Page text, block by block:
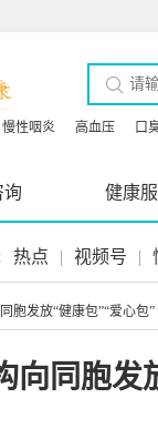
慢性咽炎 高血压 口
询 健康
: 热点 | 视频号 |
胞发放“健康包”“爱心包”
向同胞发